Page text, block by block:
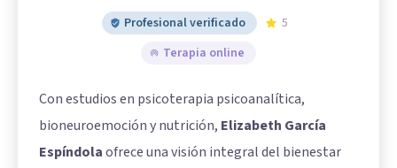
Profesional verificado
5
Terapia online
Con estudios en psicoterapia psicoanalítica,
bioneuroemoción y nutrición, Elizabeth García
Espíndolaofrece una visión integral del bienestar